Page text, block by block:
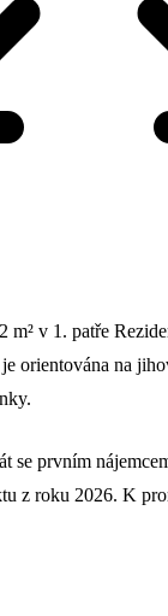
m² v 1. patře
orientována na
se prvním
z roku 2026. K